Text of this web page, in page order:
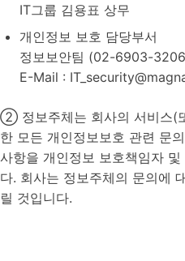
IT그룹 김용표 상무
개인정보 보호 담당부서
정보보안팀 (02-6903-
E-Mail :
② 정보주체는 회사의 서비스(
한 모든 개인정보보호 관련 문
사항을 개인정보 보호책임자
다. 회사는 정보주체의 문의에
릴 것입니다.